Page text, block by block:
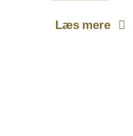
Læs mere